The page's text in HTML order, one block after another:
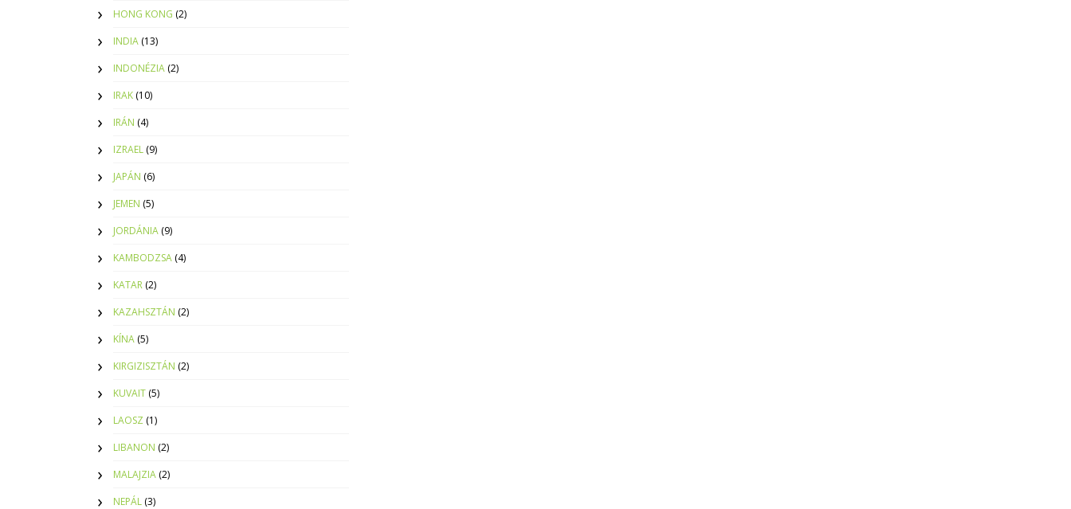
HONG KONG (2)
INDIA (13)
INDONÉZIA (2)
IRAK (10)
IRÁN (4)
IZRAEL (9)
JAPÁN (6)
JEMEN (5)
JORDÁNIA (9)
KAMBODZSA (4)
KATAR (2)
KAZAHSZTÁN (2)
KÍNA (5)
KIRGIZISZTÁN (2)
KUVAIT (5)
LAOSZ (1)
LIBANON (2)
MALAJZIA (2)
NEPÁL (3)